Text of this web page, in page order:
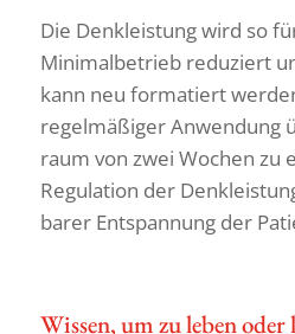
Die Denk­leis­tung wird so
Mini­mal­be­trieb redu­ziert
kann neu forma­tiert
regel­mä­ßiger Anwen­dung
raum von zwei Wochen zu
Regu­la­tion der
barer Entspan­nung der
Wissen, um zu leben oder